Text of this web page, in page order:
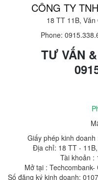
CÔNG TY
18 TT 11B,
Phone:
TƯ VẤN
Giấy phép kinh
Địa chỉ: 18 TT -
Tài khoản :
Mở tại :
Số đăng ký kinh doanh: